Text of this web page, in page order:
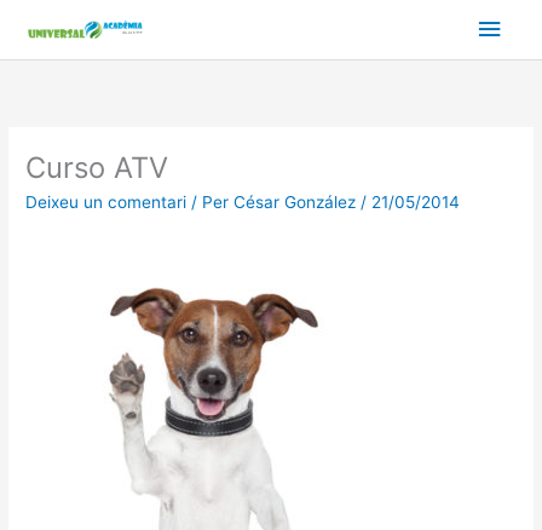
contingut
Curso ATV
Deixeu un comentari / Per César González / 21/05/2014